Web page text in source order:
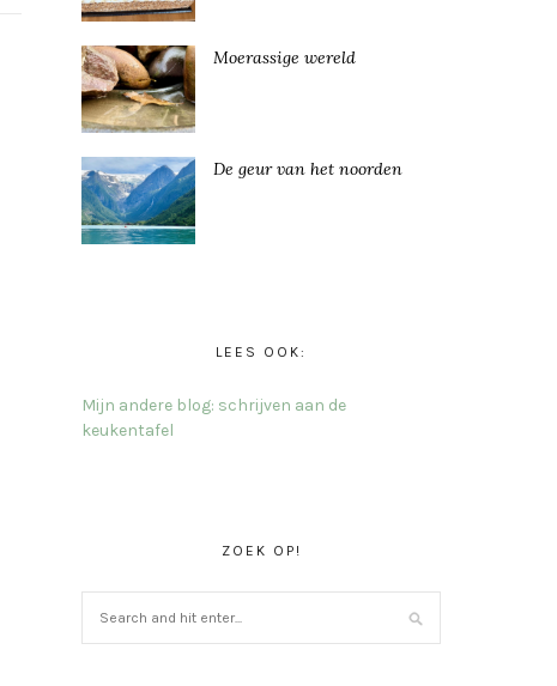
Moerassige wereld
De geur van het noorden
LEES OOK:
Mijn andere blog: schrijven aan de
keukentafel
ZOEK OP!